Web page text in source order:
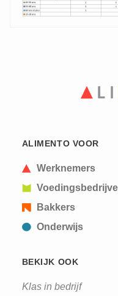
This question is for
ALIMENTO VOOR
Werknemers
Bakkers
Onderwijs
BEKIJK OOK
Klas in bedrijf